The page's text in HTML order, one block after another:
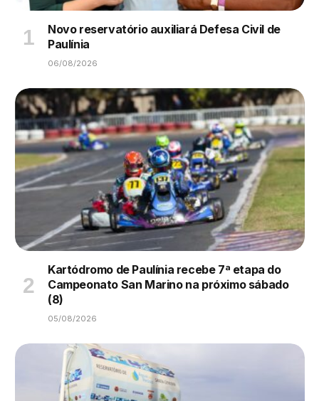
Novo reservatório auxiliará Defesa Civil de
Paulínia
06/08/2026
Kartódromo de Paulínia recebe 7ª etapa do
Campeonato San Marino na próximo sábado
(8)
05/08/2026